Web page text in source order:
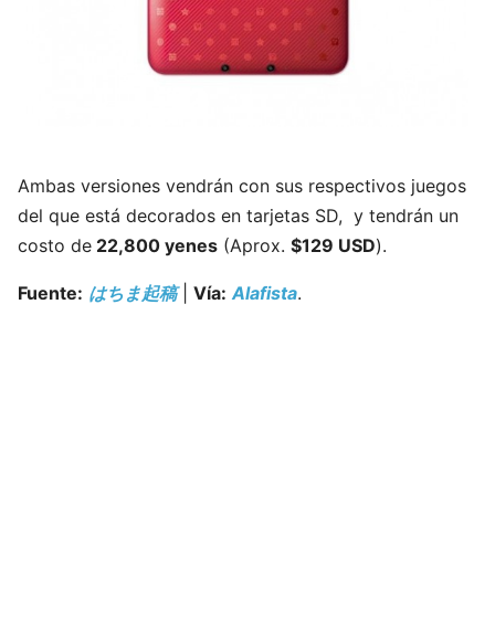
Ambas versiones vendrán con sus respectivos juegos
del que está decorados en tarjetas SD, y tendrán un
costo de 22,800 yenes (Aprox. $129 USD).
Fuente: はちま起稿| Vía: Alafista.